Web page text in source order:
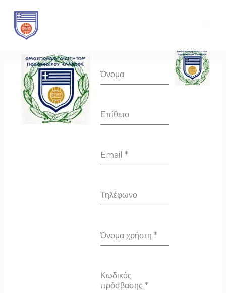
περιεχόμενο
Όνομα
Επίθετο
Email *
Τηλέφωνο
Όνομα χρήστη *
Κωδικός
πρόσβασης *